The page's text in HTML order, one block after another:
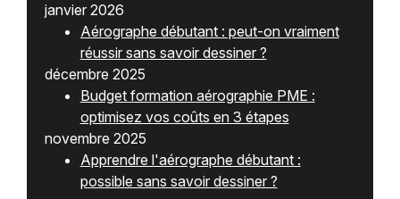
janvier 2026
Aérographe débutant : peut-on vraiment
réussir sans savoir dessiner ?
décembre 2025
Budget formation aérographie PME :
optimisez vos coûts en 3 étapes
novembre 2025
Apprendre l'aérographe débutant :
possible sans savoir dessiner ?